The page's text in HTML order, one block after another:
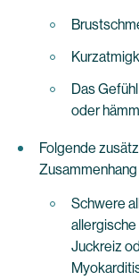
Das
oder
Folgende
Schwere
allergische
Juckreiz